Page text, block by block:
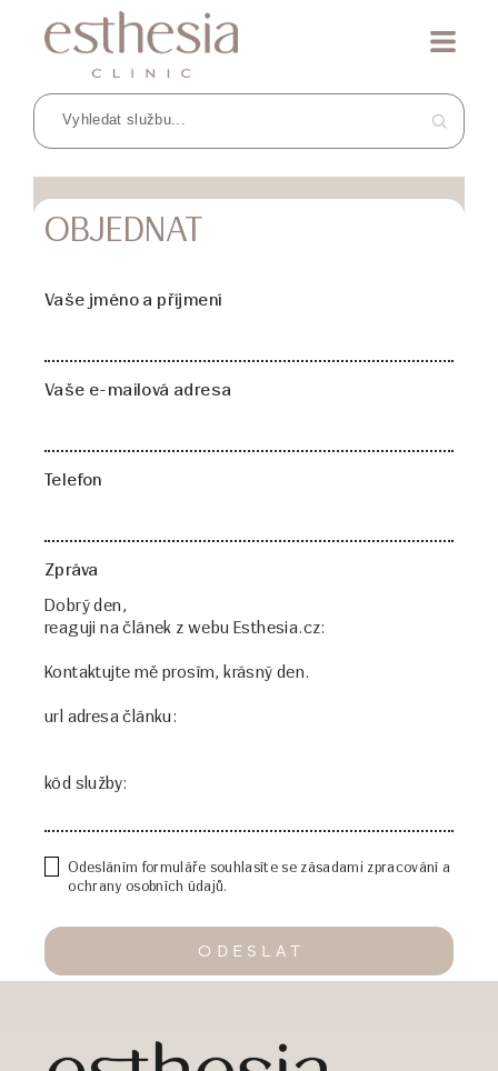
OBJEDNAT
Vaše jméno a příjmení
Vaše e-mailová adresa
Telefon
Zpráva
Odesláním formuláře souhlasíte se zásadami zpracování a
ochrany osobních údajů.